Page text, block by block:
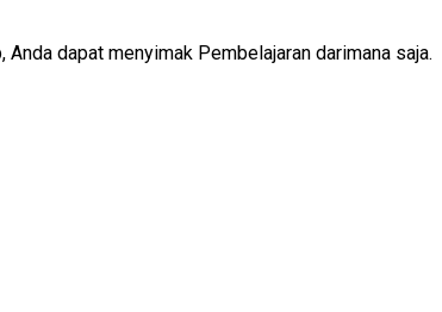
dapat menyimak Pembelajaran darimana saja.